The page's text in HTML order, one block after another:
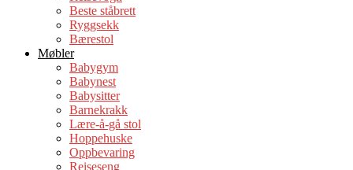
Beste ståbrett
Ryggsekk
Bærestol
Møbler
Babygym
Babynest
Babysitter
Barnekrakk
Lære-å-gå stol
Hoppehuske
Oppbevaring
Reiseseng